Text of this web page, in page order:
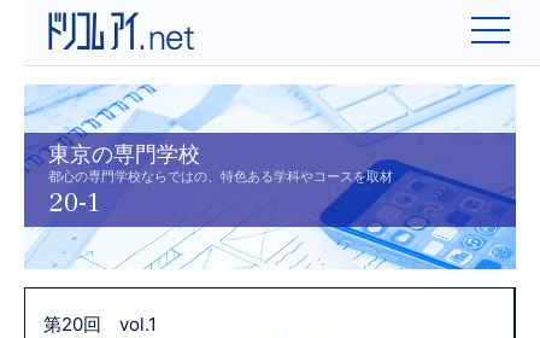
東京の専門学校
都心の専門学校ならではの、特色ある学科やコースを取材
20-1
第20回 vol.1